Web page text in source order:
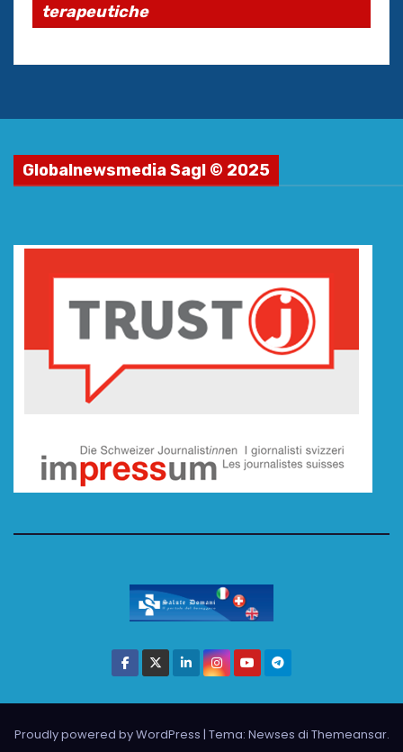
terapeutiche
Globalnewsmedia Sagl © 2025
Proudly powered by WordPress | Tema: Newses di Themeansar.